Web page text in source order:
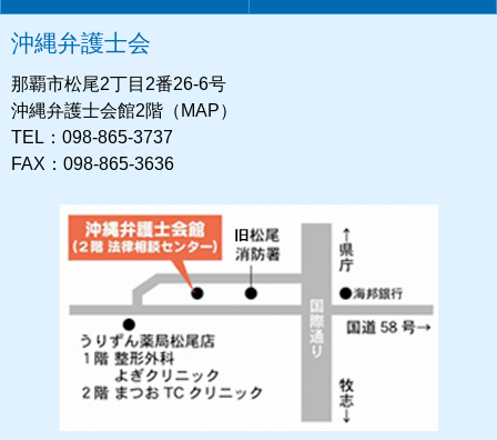
沖縄弁護士会
那覇市松尾2丁目2番26-6号
沖縄弁護士会館2階（MAP）
TEL：098-865-3737
FAX：098-865-3636